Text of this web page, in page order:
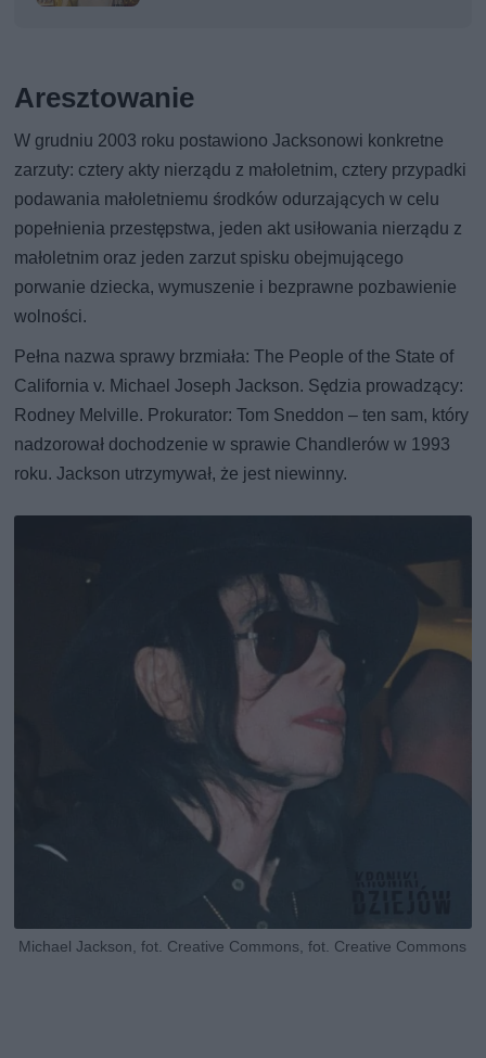
Aresztowanie
W grudniu 2003 roku postawiono Jacksonowi konkretne
zarzuty: cztery akty nierządu z małoletnim, cztery przypadki
podawania małoletniemu środków odurzających w celu
popełnienia przestępstwa, jeden akt usiłowania nierządu z
małoletnim oraz jeden zarzut spisku obejmującego
porwanie dziecka, wymuszenie i bezprawne pozbawienie
wolności.
Pełna nazwa sprawy brzmiała: The People of the State of
California v. Michael Joseph Jackson. Sędzia prowadzący:
Rodney Melville. Prokurator: Tom Sneddon – ten sam, który
nadzorował dochodzenie w sprawie Chandlerów w 1993
roku. Jackson utrzymywał, że jest niewinny.
Michael Jackson, fot. Creative Commons, fot. Creative Commons